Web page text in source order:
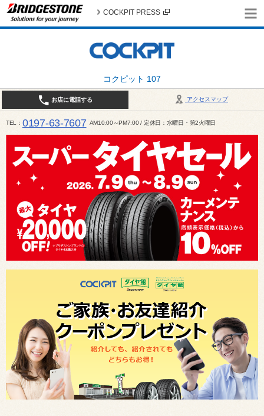
コクピット 107
COCKPIT PRESS
アクセスマップ
お店に電話する
TEL 0197-63-7607 AM10:00～PM7:00 / 定休日：水曜日・第2火曜日